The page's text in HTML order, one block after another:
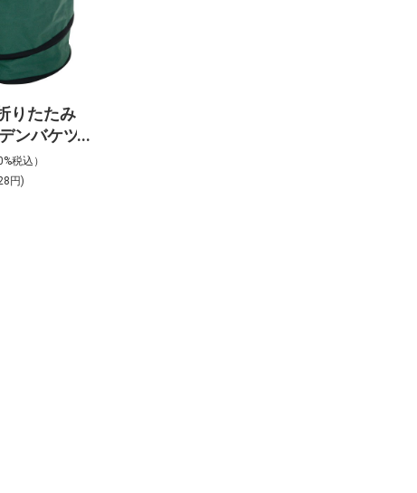
りたたみ
ンバケツ
ｃｍ
EKGB-65
税込）
円)